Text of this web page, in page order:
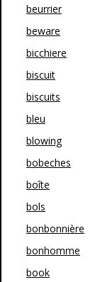
beurrier
beware
bicchiere
biscuit
biscuits
bleu
blowing
bobeches
boîte
bols
bonbonnière
bonhomme
book